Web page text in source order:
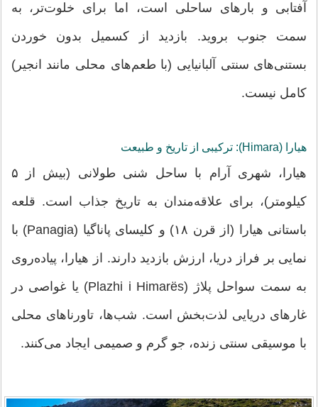
آفتابی و بارهای ساحلی است، اما برای خلوت‌تر، به
سمت جنوب بروید. بازدید از کسمیل بدون خوردن
بستنی‌های سنتی آلبانیایی (با طعم‌های محلی مانند انجیر)
کامل نیست.
هیارا (Himara): ترکیبی از تاریخ و طبیعت
هیارا، شهری آرام با ساحل شنی طولانی (بیش از ۵
کیلومتر)، برای علاقه‌مندان به تاریخ جذاب است. قلعه
باستانی هیارا (از قرن ۱۸) و کلیسای پاناگیا (Panagia) با
نمایی بر فراز دریا، ارزش بازدید دارند. از هیارا، پیاده‌روی
به سمت سواحل پلاژ (Plazhi i Himarës) یا غواصی در
غارهای دریایی لذت‌بخش است. شب‌ها، تاورناهای محلی
با موسیقی سنتی زنده، جو گرم و صمیمی ایجاد می‌کنند.